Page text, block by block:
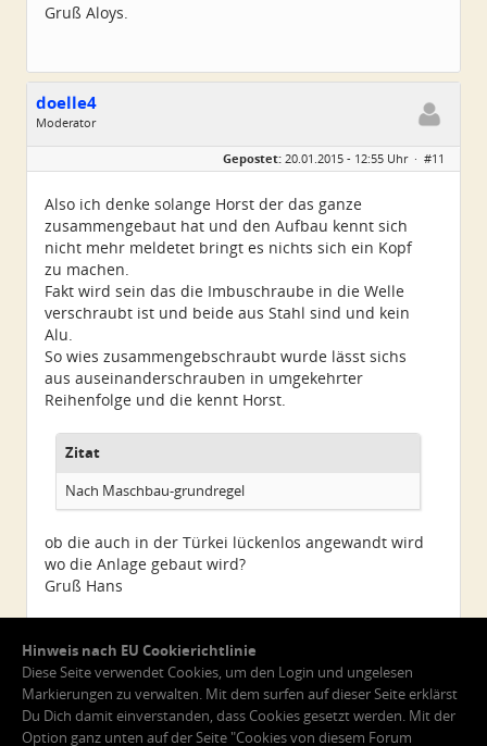
Gruß Aloys.
doelle4
Moderator
Geschlecht:
Alter:
55
Beiträge:
2371
Dabei seit:
11 / 2006
Gepostet: 20.01.2015 - 12:55 Uhr · #11
Also ich denke solange Horst der das ganze
zusammengebaut hat und den Aufbau kennt sich
nicht mehr meldetet bringt es nichts sich ein Kopf
zu machen.
Fakt wird sein das die Imbuschraube in die Welle
verschraubt ist und beide aus Stahl sind und kein
Alu.
So wies zusammengebschraubt wurde lässt sichs
aus auseinanderschrauben in umgekehrter
Reihenfolge und die kennt Horst.
Zitat
Nach Maschbau-grundregel
ob die auch in der Türkei lückenlos angewandt wird
wo die Anlage gebaut wird?
Gruß Hans
Hinweis nach EU Cookierichtlinie
Diese Seite verwendet Cookies, um den Login und ungelesen
Markierungen zu verwalten. Mit dem surfen auf dieser Seite erklärst
Du Dich damit einverstanden, dass Cookies gesetzt werden. Mit der
Option ganz unten auf der Seite "Cookies von diesem Forum